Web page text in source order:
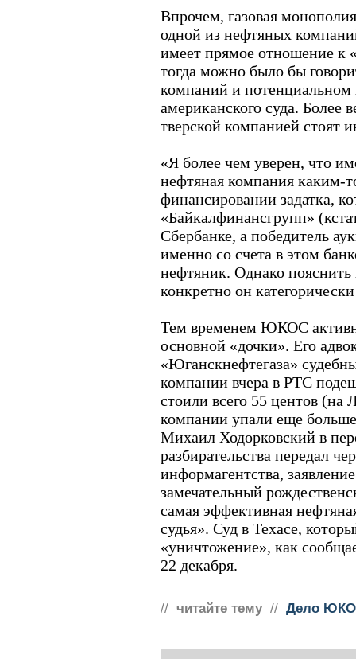
Впрочем, газовая
одной из нефтяных
имеет прямое отношение к
тогда можно было бы
компаний и
американского суда. Более
тверской компанией стоят
«Я более чем уверен, что
нефтяная компания каким-
финансировании задатка,
«Байкалфинансгрупп»
Сбербанке, а победитель
именно со счета в этом
нефтяник. Однако
конкретно он
Тем временем ЮКОС
основной «дочки». Его
«Юганскнефтегаза»
компании вчера в РТС
стоили всего 55 центов
компании упали еще
Михаил Ходорковский в
разбирательства передал
информагентства,
замечательный
самая эффективная
судья». Суд в Техасе,
«уничтожение», как
22 декабря.
// читайте тему // Дело